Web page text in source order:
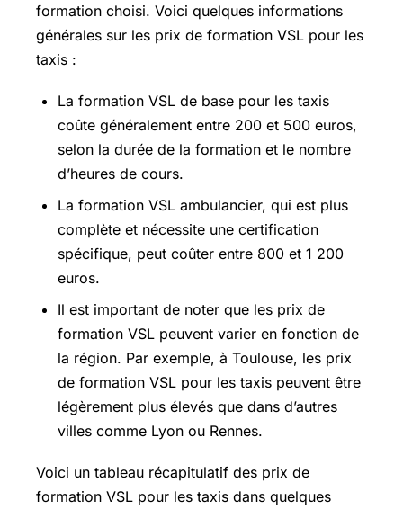
formation choisi. Voici quelques informations
générales sur les prix de formation VSL pour les
taxis :
La formation VSL de base pour les taxis
coûte généralement entre 200 et 500 euros,
selon la durée de la formation et le nombre
d’heures de cours.
La formation VSL ambulancier, qui est plus
complète et nécessite une certification
spécifique, peut coûter entre 800 et 1 200
euros.
Il est important de noter que les prix de
formation VSL peuvent varier en fonction de
la région. Par exemple, à Toulouse, les prix
de formation VSL pour les taxis peuvent être
légèrement plus élevés que dans d’autres
villes comme Lyon ou Rennes.
Voici un tableau récapitulatif des prix de
formation VSL pour les taxis dans quelques